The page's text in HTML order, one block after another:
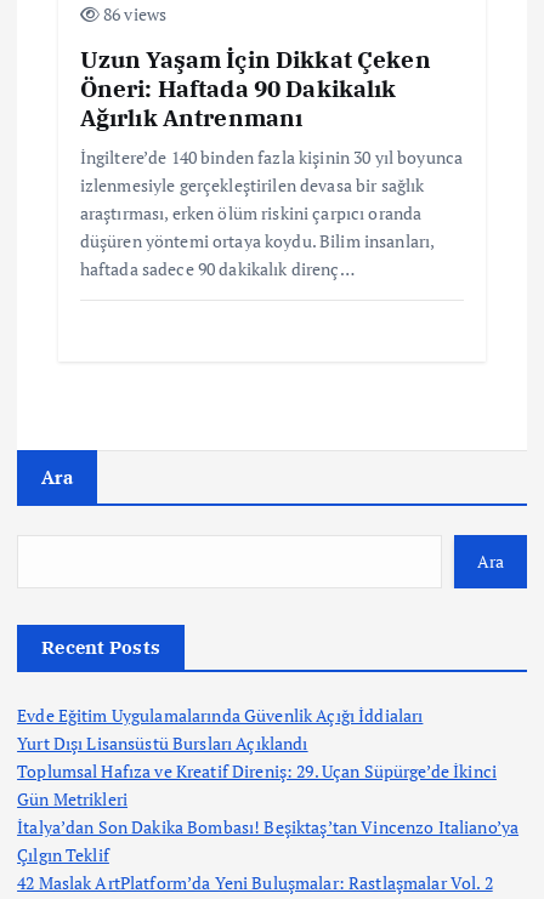
86 views
Uzun Yaşam İçin Dikkat Çeken
Öneri: Haftada 90 Dakikalık
Ağırlık Antrenmanı
İngiltere’de 140 binden fazla kişinin 30 yıl boyunca
izlenmesiyle gerçekleştirilen devasa bir sağlık
araştırması, erken ölüm riskini çarpıcı oranda
düşüren yöntemi ortaya koydu. Bilim insanları,
haftada sadece 90 dakikalık direnç…
Ara
Ara
Recent Posts
Evde Eğitim Uygulamalarında Güvenlik Açığı İddiaları
Yurt Dışı Lisansüstü Bursları Açıklandı
Toplumsal Hafıza ve Kreatif Direniş: 29. Uçan Süpürge’de İkinci
Gün Metrikleri
İtalya’dan Son Dakika Bombası! Beşiktaş’tan Vincenzo Italiano’ya
Çılgın Teklif
42 Maslak ArtPlatform’da Yeni Buluşmalar: Rastlaşmalar Vol. 2